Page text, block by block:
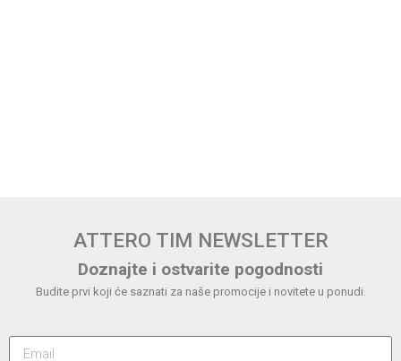
ATTERO TIM NEWSLETTER
Doznajte i ostvarite pogodnosti
Budite prvi koji će saznati za naše promocije i novitete u ponudi.